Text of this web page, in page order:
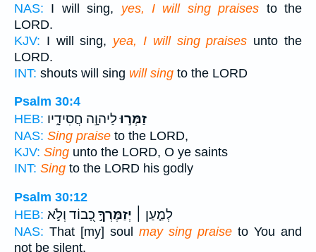
NAS: I will sing, yes, I will sing praises to the
LORD.
KJV: I will sing, yea, I will sing praises unto the
LORD.
INT: shouts will sing will sing to the LORD
Psalm 30:4
HEB:
זַמְּר֣וּלַיהוָ֣ה חֲסִידָ֑יו
NAS: Sing praise to the LORD,
KJV: Sing unto the LORD, O ye saints
INT: Sing to the LORD his godly
Psalm 30:12
HEB:
לְמַ֤עַן ׀ יְזַמֶּרְךָ֣ כָ֭בוֹד וְלֹ֣א
NAS: That [my] soul may sing praise to You and
not be silent.